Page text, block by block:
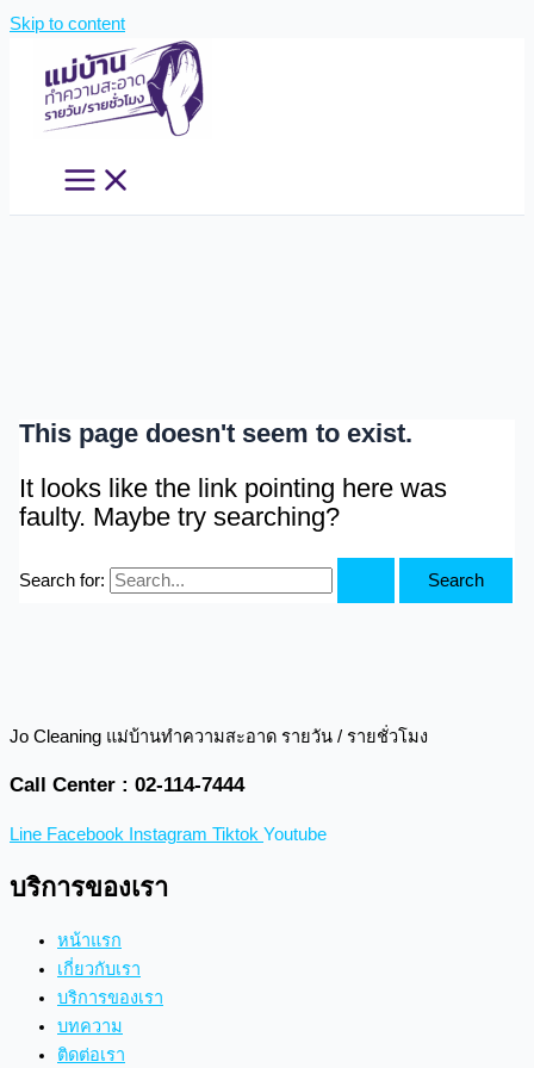
Skip to content
This page doesn't seem to exist.
It looks like the link pointing here was
faulty. Maybe try searching?
Search for:
Jo Cleaning แม่บ้านทำความสะอาด รายวัน / รายชั่วโมง
Call Center : 02-114-7444
Line Facebook Instagram Tiktok Youtube
บริการของเรา
หน้าแรก
เกี่ยวกับเรา
บริการของเรา
บทความ
ติดต่อเรา